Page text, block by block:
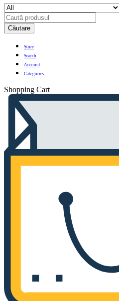
Căutare
Store
Search
Account
Categories
Shopping Cart